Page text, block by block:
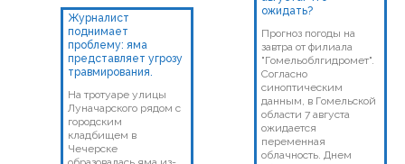
Журналист
поднимает
проблему: яма
представляет угрозу
травмирования.
На тротуаре улицы
Луначарского рядом с
городским
кладбищем в
Чечерске
ожидать?
Прогноз погоды на
завтра от филиала
"Гомельоблгидромет".
Согласно
синоптическим
данным, в Гомельской
области 7 августа
ожидается
переменная
облачность. Днем